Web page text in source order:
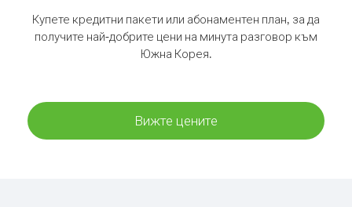
Купете кредитни пакети или абонаментен план, за да
получите най-добрите цени на минута разговор към
Южна Корея.
Вижте цените